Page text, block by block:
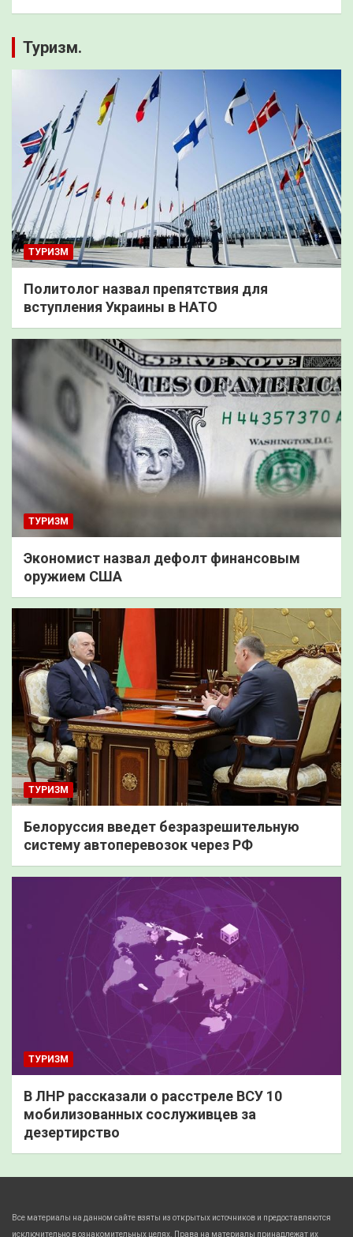
Туризм.
ТУРИЗМ
Политолог назвал препятствия для
вступления Украины в НАТО
ТУРИЗМ
Экономист назвал дефолт финансовым
оружием США
ТУРИЗМ
Белоруссия введет безразрешительную
систему автоперевозок через РФ
ТУРИЗМ
В ЛНР рассказали о расстреле ВСУ 10
мобилизованных сослуживцев за
дезертирство
Все материалы на данном сайте взяты из открытых источников и предоставляются
исключительно в ознакомительных целях. Права на материалы принадлежат их